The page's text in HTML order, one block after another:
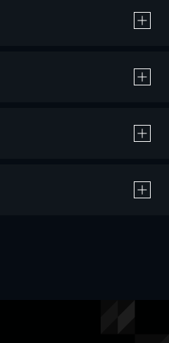
ード決済による作品の購入 / レンタルです。